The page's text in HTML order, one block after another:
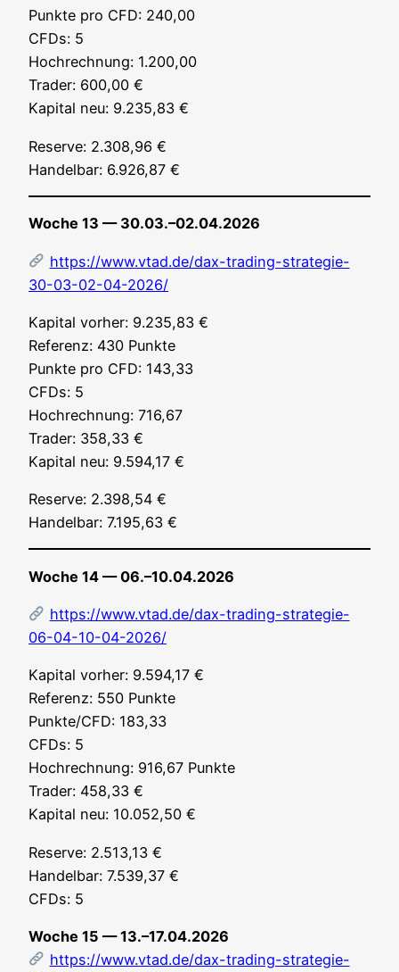
Punk­te pro CFD: 240,00
CFDs: 5
Hoch­rech­nung: 1.200,00
Trader: 600,00 €
Kapi­tal neu: 9.235,83 €
Reser­ve: 2.308,96 €
Han­del­bar: 6.926,87 €
Woche 13 — 30.03.–02.04.2026
https://www.vtad.de/dax-trading-strategie-
30-03-02-04-2026/
Kapi­tal vor­her: 9.235,83 €
Refe­renz: 430 Punk­te
Punk­te pro CFD: 143,33
CFDs: 5
Hoch­rech­nung: 716,67
Trader: 358,33 €
Kapi­tal neu: 9.594,17 €
Reser­ve: 2.398,54 €
Han­del­bar: 7.195,63 €
Woche 14 — 06.–10.04.2026
https://www.vtad.de/dax-trading-strategie-
06-04-10-04-2026/
Kapi­tal vor­her: 9.594,17 €
Refe­renz: 550 Punk­te
Punkte/CFD: 183,33
CFDs: 5
Hoch­rech­nung: 916,67 Punk­te
Trader: 458,33 €
Kapi­tal neu: 10.052,50 €
Reser­ve: 2.513,13 €
Han­del­bar: 7.539,37 €
CFDs: 5
Woche 15 — 13.–17.04.2026
https://www.vtad.de/dax-trading-strategie-